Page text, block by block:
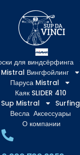
для виндсёрфинга
Mistral Вингфойлинг
Паруса Mistral
Каяк SLIDER 410
Sup Mistral
Surfing
Весла Аксессуары
О компании